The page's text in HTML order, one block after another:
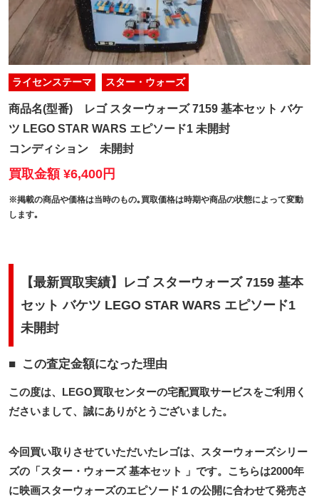
ライセンステーマ スター・ウォーズ
商品名(型番)
レゴ スターウォーズ 7159 基本セット バケ
ツ LEGO STAR WARS エピソード1 未開封
コンディション
未開封
買取金額 ¥6,400円
※掲載の商品や価格は当時のもの｡買取価格は時期や商品の状態によって変動
します｡
【最新買取実績】レゴ スターウォーズ 7159 基本
セット バケツ LEGO STAR WARS エピソード1
未開封
この査定金額になった理由
この度は、LEGO買取センターの宅配買取サービスをご利用く
ださいまして、誠にありがとうございました。
今回買い取りさせていただいたレゴは、スターウォーズシリー
ズの「スター・ウォーズ 基本セット 」です。こちらは2000年
に映画スターウォーズのエピソード１の公開に合わせて発売さ